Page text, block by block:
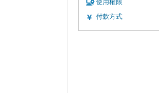
使用權限
付款方式